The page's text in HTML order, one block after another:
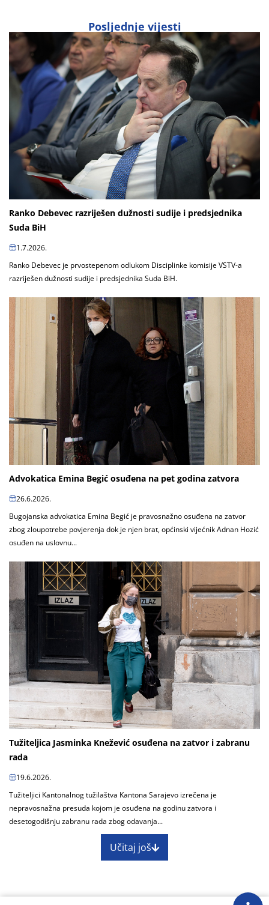
Posljednje vijesti
Ranko Debevec razriješen dužnosti sudije i predsjednika
Suda BiH
1.7.2026.
Ranko Debevec je prvostepenom odlukom Disciplinke komisije VSTV-a
razriješen dužnosti sudije i predsjednika Suda BiH.
Advokatica Emina Begić osuđena na pet godina zatvora
26.6.2026.
Bugojanska advokatica Emina Begić je pravosnažno osuđena na zatvor
zbog zloupotrebe povjerenja dok je njen brat, općinski vijećnik Adnan Hozić
osuđen na uslovnu...
Tužiteljica Jasminka Knežević osuđena na zatvor i zabranu
rada
19.6.2026.
Tužiteljici Kantonalnog tužilaštva Kantona Sarajevo izrečena je
nepravosnažna presuda kojom je osuđena na godinu zatvora i
desetogodišnju zabranu rada zbog odavanja...
Učitaj još